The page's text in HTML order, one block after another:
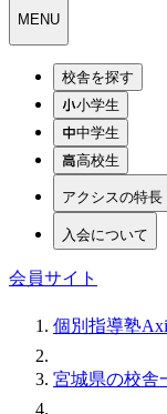
MENU
校舎を探す
小学生
中学生
高校生
アクシスの特長
入会について
会員サイト
個別指導塾
宮城県の校舎